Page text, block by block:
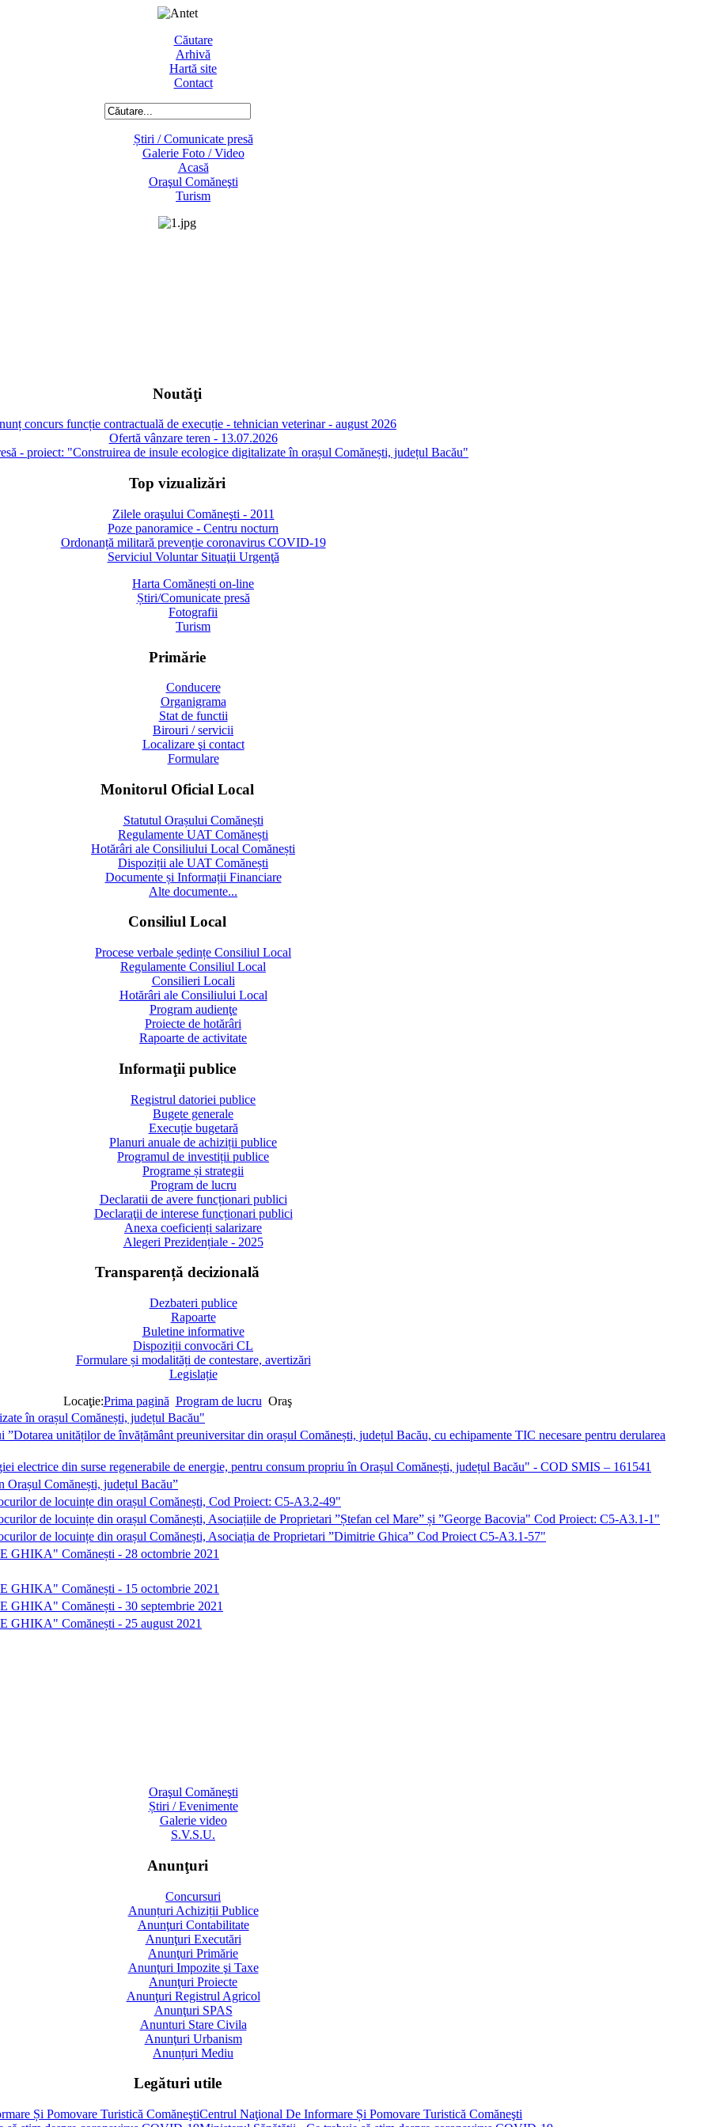
Căutare
Arhivă
Hartă site
Contact
Știri / Comunicate presă
Galerie Foto / Video
Acasă
Oraşul Comăneşti
Turism
Noutăţi
concurs funcție contractuală de execuție - tehnician veterinar - august 2026
Ofertă vânzare teren - 13.07.2026
- proiect: "Construirea de insule ecologice digitalizate în orașul Comănești, județul Bacău"
Top vizualizări
Zilele oraşului Comăneşti - 2011
Poze panoramice - Centru nocturn
Ordonanță militară prevenție coronavirus COVID-19
Serviciul Voluntar Situaţii Urgenţă
Harta Comănești on-line
Știri/Comunicate presă
Fotografii
Turism
Primărie
Conducere
Organigrama
Stat de functii
Birouri / servicii
Localizare şi contact
Formulare
Monitorul Oficial Local
Statutul Orașului Comănești
Regulamente UAT Comănești
Hotărâri ale Consiliului Local Comănești
Dispoziții ale UAT Comănești
Documente și Informații Financiare
Alte documente...
Consiliul Local
Procese verbale ședințe Consiliul Local
Regulamente Consiliul Local
Consilieri Locali
Hotărâri ale Consiliului Local
Program audienţe
Proiecte de hotărâri
Rapoarte de activitate
Informaţii publice
Registrul datoriei publice
Bugete generale
Execuție bugetară
Planuri anuale de achiziții publice
Programul de investiții publice
Programe și strategii
Program de lucru
Declaratii de avere funcționari publici
Declaraţii de interese funcționari publici
Anexa coeficienți salarizare
Alegeri Prezidențiale - 2025
Transparență decizională
Dezbateri publice
Rapoarte
Buletine informative
Dispoziții convocări CL
Formulare și modalități de contestare, avertizări
Legislație
Locaţie:Prima pagină Program de lucru Oraş
în orașul Comănești, județul Bacău"
unităților de învățământ preuniversitar din orașul Comănești, județul Bacău, cu echipamente TIC necesare pentru derularea
electrice din surse regenerabile de energie, pentru consum propriu în Orașul Comănești, județul Bacău" - COD SMIS – 161541
Orașul Comănești, județul Bacău”
de locuințe din orașul Comănești, Cod Proiect: C5-A3.2-49"
de locuințe din orașul Comănești, Asociațiile de Proprietari ”Ștefan cel Mare” și ”George Bacovia" Cod Proiect: C5-A3.1-1"
de locuințe din orașul Comănești, Asociația de Proprietari ”Dimitrie Ghica” Cod Proiect C5-A3.1-57"
GHIKA" Comănești - 28 octombrie 2021
GHIKA" Comănești - 15 octombrie 2021
GHIKA" Comănești - 30 septembrie 2021
GHIKA" Comănești - 25 august 2021
Oraşul Comăneşti
Știri / Evenimente
Galerie video
S.V.S.U.
Anunţuri
Concursuri
Anunțuri Achiziții Publice
Anunţuri Contabilitate
Anunţuri Executări
Anunţuri Primărie
Anunţuri Impozite şi Taxe
Anunţuri Proiecte
Anunţuri Registrul Agricol
Anunţuri SPAS
Anunturi Stare Civila
Anunţuri Urbanism
Anunțuri Mediu
Legături utile
Centrul Naţional De Informare Și Pomovare Turistică Comăneşti